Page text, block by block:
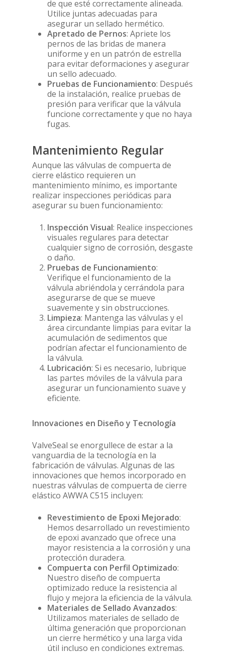
de que esté correctamente alineada.
Utilice juntas adecuadas para
asegurar un sellado hermético.
Apretado de Pernos: Apriete los
pernos de las bridas de manera
uniforme y en un patrón de estrella
para evitar deformaciones y asegurar
un sello adecuado.
Pruebas de Funcionamiento: Después
de la instalación, realice pruebas de
presión para verificar que la válvula
funcione correctamente y que no haya
fugas.
Mantenimiento Regular
Aunque las válvulas de compuerta de
cierre elástico requieren un
mantenimiento mínimo, es importante
realizar inspecciones periódicas para
asegurar su buen funcionamiento:
Inspección Visual: Realice inspecciones
visuales regulares para detectar
cualquier signo de corrosión, desgaste
o daño.
Pruebas de Funcionamiento:
Verifique el funcionamiento de la
válvula abriéndola y cerrándola para
asegurarse de que se mueve
suavemente y sin obstrucciones.
Limpieza: Mantenga las válvulas y el
área circundante limpias para evitar la
acumulación de sedimentos que
podrían afectar el funcionamiento de
la válvula.
Lubricación: Si es necesario, lubrique
las partes móviles de la válvula para
asegurar un funcionamiento suave y
eficiente.
Innovaciones en Diseño y Tecnología
ValveSeal se enorgullece de estar a la
vanguardia de la tecnología en la
fabricación de válvulas. Algunas de las
innovaciones que hemos incorporado en
nuestras válvulas de compuerta de cierre
elástico AWWA C515 incluyen:
Revestimiento de Epoxi Mejorado:
Hemos desarrollado un revestimiento
de epoxi avanzado que ofrece una
mayor resistencia a la corrosión y una
protección duradera.
Compuerta con Perfil Optimizado:
Nuestro diseño de compuerta
optimizado reduce la resistencia al
flujo y mejora la eficiencia de la válvula.
Materiales de Sellado Avanzados:
Utilizamos materiales de sellado de
última generación que proporcionan
un cierre hermético y una larga vida
útil incluso en condiciones extremas.
Posicionadores
Reductor